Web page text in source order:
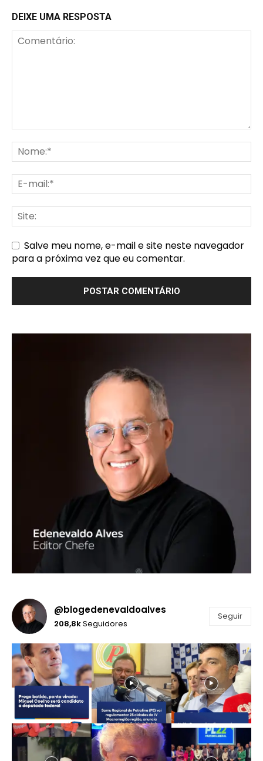
DEIXE UMA RESPOSTA
Salve meu nome, e-mail e site neste navegador
para a próxima vez que eu comentar.
@blogedenevaldoalves
208,8kSeguidores
Seguir